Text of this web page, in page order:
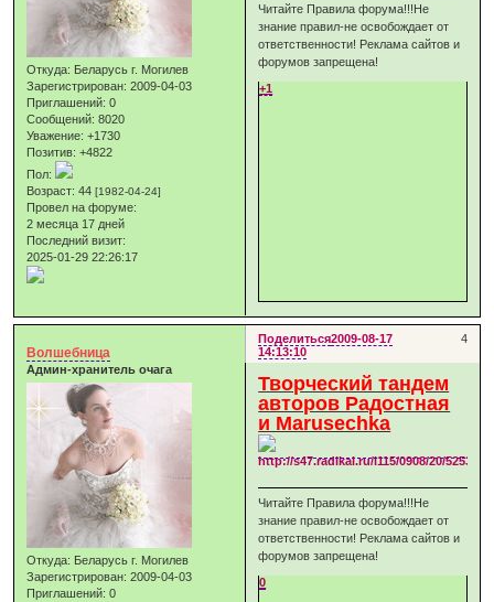
Откуда: Беларусь г. Могилев
Зарегистрирован: 2009-04-03
Приглашений: 0
Сообщений: 8020
Уважение: +1730
Позитив: +4822
Пол:
Возраст: 44[1982-04-24]
Провел на форуме:
2 месяца 17 дней
Последний визит:
2025-01-29 22:26:17
Читайте Правила форума!!!Не
знание правил-не освобождает от
ответственности! Реклама сайтов и
форумов запрещена!
+1
Поделиться 4
2009-08-17
14:13:10
Волшебница
Админ-хранитель очага
Откуда: Беларусь г. Могилев
Зарегистрирован: 2009-04-03
Приглашений: 0
Творческий тандем
авторов Радостная
и Marusechka
Читайте Правила форума!!!Не
знание правил-не освобождает от
ответственности! Реклама сайтов и
форумов запрещена!
0